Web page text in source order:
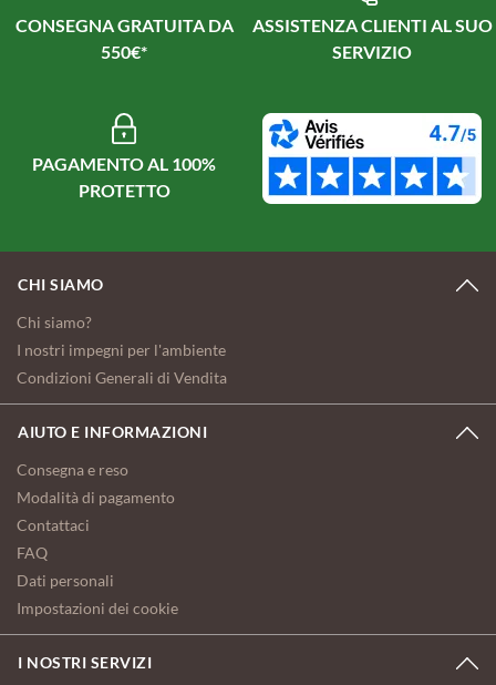
CONSEGNA GRATUITA DA
550€*
ASSISTENZA CLIENTI AL SUO
SERVIZIO
PAGAMENTO AL 100%
PROTETTO
CHI SIAMO
Chi siamo?
I nostri impegni per l'ambiente
Condizioni Generali di Vendita
AIUTO E INFORMAZIONI
Consegna e reso
Modalità di pagamento
Contattaci
FAQ
Dati personali
Impostazioni dei cookie
I NOSTRI SERVIZI